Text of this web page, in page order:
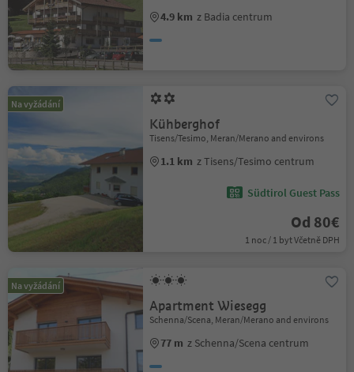
4.9 km z Badia centrum
Na vyžádání
Kühberghof
Tisens/Tesimo, Meran/Merano and environs
1.1 km z Tisens/Tesimo centrum
Südtirol Guest Pass
Od 80€
1 noc / 1 byt Včetně DPH
Na vyžádání
Apartment Wiesegg
Schenna/Scena, Meran/Merano and environs
77 m z Schenna/Scena centrum